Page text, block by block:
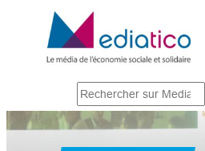
R
e
c